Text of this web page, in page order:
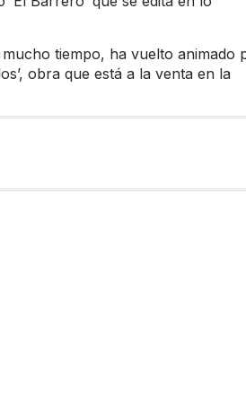
tiempo, ha vuelto animado
obra que está a la venta en la